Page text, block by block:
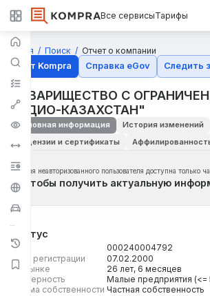
Все сервисыТарифы
Главная Поиск
Отчет о компании
Отчёт Kompra
Справка eGov Следить
ТОВАРИЩЕСТВО С
РАДИО-КАЗАХСТАН"
Основная информация История изменений
Лицензии и сертификаты
Для неавторизованного пользователя доступна только
Чтобы получить актуальную
Статус
БИН
000240004792
Дата регистрации
07.02.2000
На рынке
26 лет, 6 месяцев
Размерность
Малые предприятия (<=
Форма собственности Частная собственность